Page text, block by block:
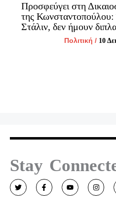
Προσφεύγει στη
της Κωνσταντοπούλου:
Στάλιν, δεν ήμουν
Πολιτική / 10
Stay
T
w
i
F
a
c
Y
o
u
I
n
s